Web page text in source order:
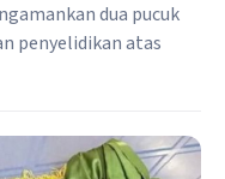
dua pucuk
penyelidikan atas